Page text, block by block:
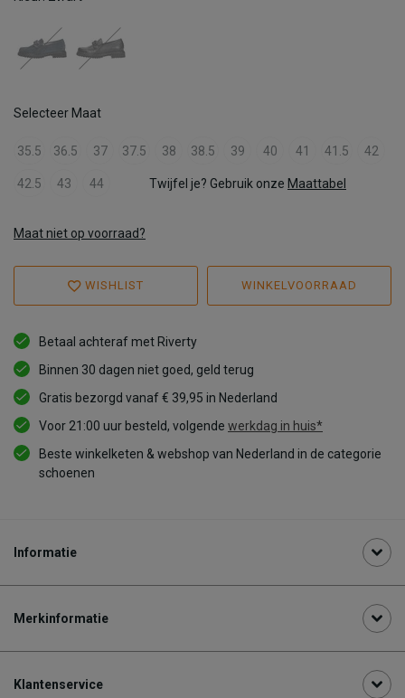
Selecteer Maat
35.5 36.5 37 37.5 38 38.5 39 40 41 41.5 42
42.5 43 44 Twijfel je? Gebruik onze Maattabel
Maat niet op voorraad?
WISHLIST WINKELVOORRAAD
Betaal achteraf met Riverty
Binnen 30 dagen niet goed, geld terug
Gratis bezorgd vanaf € 39,95 in Nederland
Voor 21:00 uur besteld, volgende werkdag in huis*
Beste winkelketen & webshop van Nederland in de categorie
schoenen
Informatie
Merkinformatie
Klantenservice